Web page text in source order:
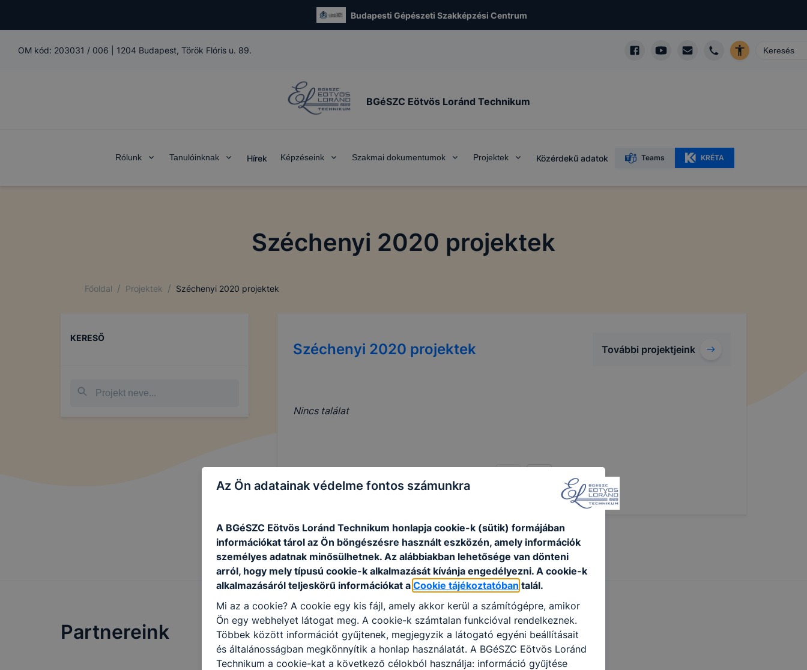
Budapesti Gépészeti Szakképzési Centrum
OM kód: 203031 / 006 1204 Budapest, Török Flóris u. 89.
BGéSZC Eötvös Loránd Technikum
Rólunk Tanulóinknak Hírek Képzéseink Szakmai dokumentumok Projektek Közérdekű adatok Teams KRÉTA
Széchenyi 2020 projektek
Főoldal / Projektek / Széchenyi 2020 projektek
KERESŐ
Széchenyi 2020 projektek További projektjeink
Nincs találat
Partnereink
Az Ön adatainak védelme fontos számunkra
A BGéSZC Eötvös Loránd Technikum honlapja cookie-k (sütik) formájában
információkat tárol az Ön böngészésre használt eszközén, amely információk
személyes adatnak minősülhetnek. Az alábbiakban lehetősége van dönteni
arról, hogy mely típusú cookie-k alkalmazását kívánja engedélyezni. A cookie-k
alkalmazásáról teljeskörű információkat a Cookie tájékoztatóban talál.
Mi az a cookie? A cookie egy kis fájl, amely akkor kerül a számítógépre, amikor
Ön egy webhelyet látogat meg. A cookie-k számtalan funkcióval rendelkeznek.
Többek között információt gyűjtenek, megjegyzik a látogató egyéni beállításait
és általánosságban megkönnyítik a honlap használatát. A BGéSZC Eötvös Loránd
Technikum a cookie-kat a következő célokból használja: információ gyűjtése